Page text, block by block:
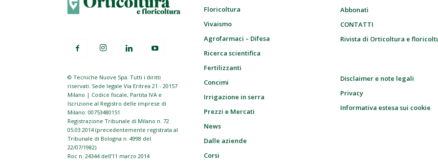
© Tecniche Nuove Spa. Tutti i diritti
riservati. Sede legale Via Eritrea 21 - 20157
Milano | Codice fiscale, Partita IVA e
Iscrizione al Registro delle imprese di
Milano: 00753480151
Registrazione Tribunale di Milano n. 72
05.03.2014 (precedentemente registrata al
Tribunale di Bologna n. 4998 del
22/07/1982)
Roc n. 24344 dell’11 marzo 2014
Floricoltura
Vivaismo
Agrofarmaci – Difesa
Ricerca scientifica
Fertilizzanti
Concimi
Irrigazione in serra
Prezzi e Mercati
News
Dalle aziende
Corsi
Abbonati
CONTATTI
Rivista di Orticoltura e
Disclaimer e note legali
Privacy
Informativa estesa sui cookie